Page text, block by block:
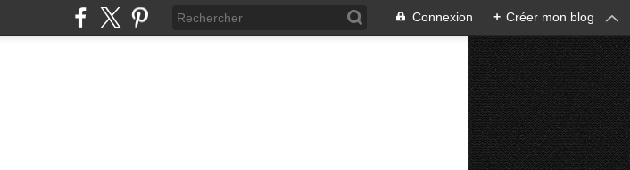
Connexion + Créer mon blog